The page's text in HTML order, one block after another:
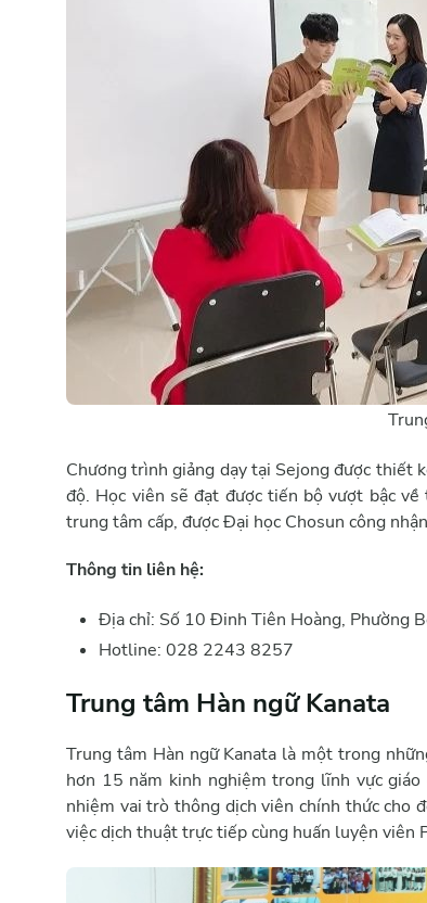
Chương trình giảng dạy tại Sejong được thiết
độ. Học viên sẽ đạt được tiến bộ vượt bậc
trung tâm cấp, được Đại học Chosun công
Thông tin liên hệ:
Địa chỉ: Số 10 Đinh Tiên Hoàng, Phường
Hotline: 028 2243 8257
Trung tâm Hàn ngữ Kanata
Trung tâm Hàn ngữ Kanata là một trong
hơn 15 năm kinh nghiệm trong lĩnh vực
nhiệm vai trò thông dịch viên chính thức cho
việc dịch thuật trực tiếp cùng huấn luyện viên